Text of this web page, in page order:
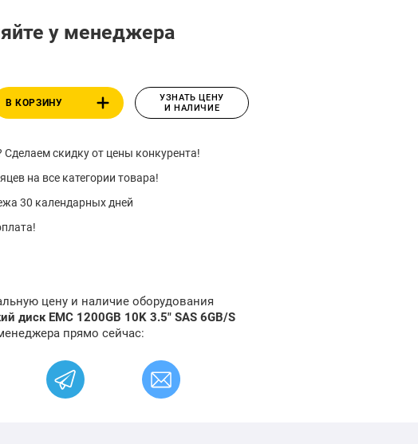
у менеджера
В КОРЗИНУ
УЗНАТЬ ЦЕНУ
И НАЛИЧИЕ
скидку от цены конкурента!
на все категории товара!
30 календарных дней
цену и наличие оборудования
диск EMC 1200GB 10K 3.5" SAS 6GB/S
прямо сейчас: